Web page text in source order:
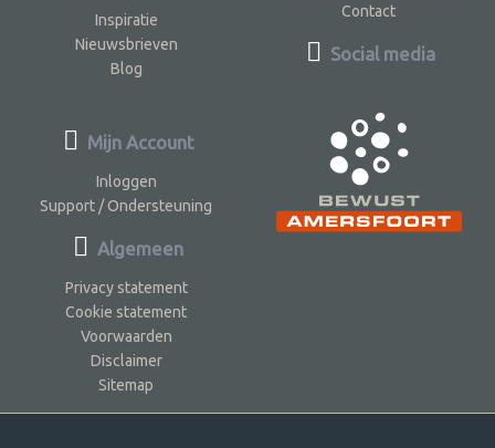
Inspiratie
Nieuwsbrieven
Blog
Contact
Social media
Mijn Account
Inloggen
Support / Ondersteuning
Algemeen
Privacy statement
Cookie statement
Voorwaarden
Disclaimer
Sitemap